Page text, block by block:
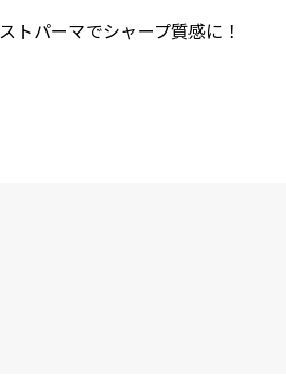
トパーマでシャープ質感に！